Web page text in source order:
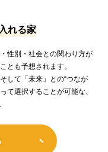
れる家
性別・社会との関わり方が
とも予想されます。
して「未来」との“つなが
て選択することが可能な、